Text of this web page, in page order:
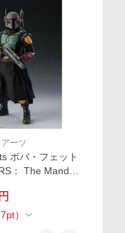
ーツ
ボバ・フェット
： The Mandal
』
円
pt）